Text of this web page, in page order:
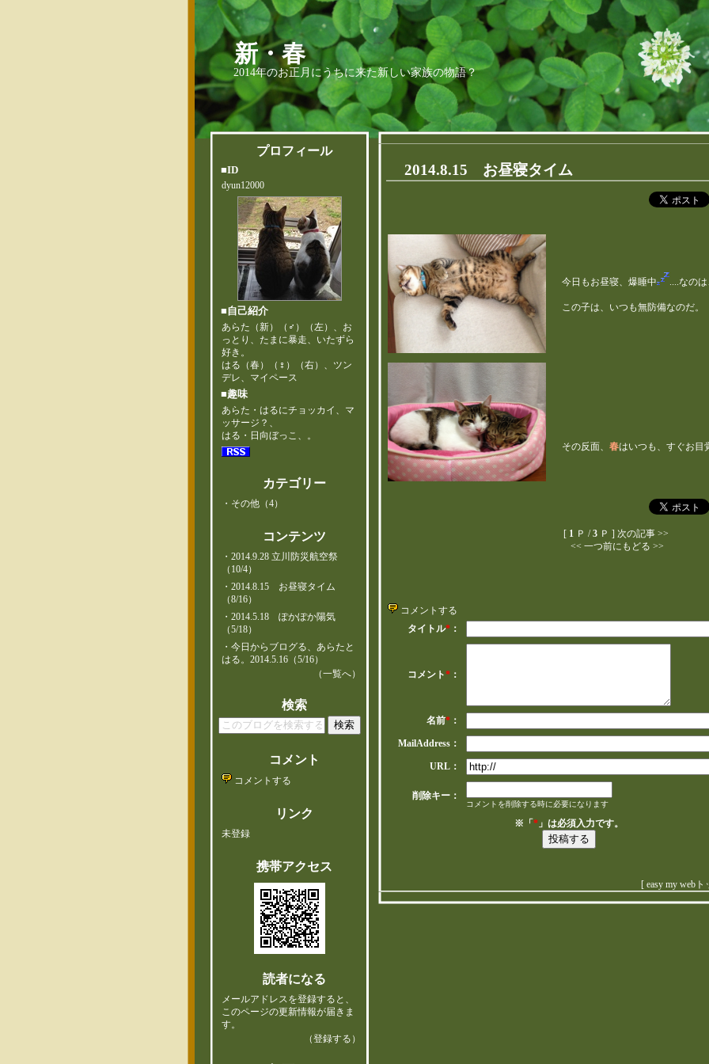
新・春
2014年のお正月にうちに来た新しい家族の物語？
プロフィール
■ID
dyun12000
■自己紹介
あらた（新）（♂）（左）、お
っとり、たまに暴走、いたずら
好き。
はる（春）（♀）（右）、ツン
デレ、マイペース
■趣味
あらた・はるにチョッカイ、マ
ッサージ？、
はる・日向ぼっこ、。
カテゴリー
・その他（4）
コンテンツ
・2014.9.28 立川防災航空祭
（10/4）
・2014.8.15 お昼寝タイム
（8/16）
・2014.5.18 ぽかぽか陽気
（5/18）
・今日からブログる、あらたと
はる。2014.5.16（5/16）
（一覧へ）
検索
コメント
コメントする
リンク
未登録
携帯アクセス
読者になる
メールアドレスを登録すると、
このページの更新情報が届きま
す。
（登録する）
2014.8.15 お昼寝タイム
今日もお昼寝、爆睡中 ....なの
この子は、いつも無防備なのだ。
その反面、 春はいつも、すぐお目
[ 1Ｐ /3Ｐ ] 次の記事 >>
<< 一つ前にもどる >>
コメントする
タイトル* ：
コメント* ：
名前* ：
MailAddress：
URL：
削除キー：
コメントを削除する時に必要になります
※「 *」は必須入力です。
[ easy my webト